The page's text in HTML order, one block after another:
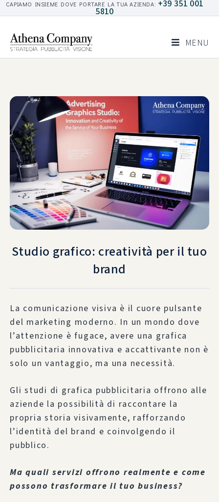
CAPIAMO INSIEME DOVE PORTARE LA TUA AZIENDA: +39 351 001
5810
MENU
Studio grafico: creatività per il tuo
brand
La comunicazione visiva è il cuore pulsante
del marketing moderno. In un mondo dove
l’attenzione è fugace, avere una grafica
pubblicitaria innovativa e accattivante non è
solo un vantaggio, ma una necessità.
Gli studi di grafica pubblicitaria offrono alle
aziende la possibilità di raccontare la
propria storia visivamente, rafforzando
l’identità del brand e coinvolgendo il
pubblico.
Ma quali servizi offrono realmente e come
possono trasformare il tuo business?